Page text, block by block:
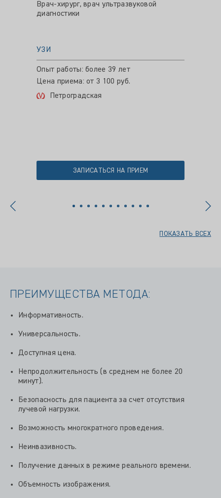
Врач-хирург, врач ультразвуковой
диагностики
УЗИ
Опыт работы: более 39 лет
Цена приема: от 3 100 руб.
Петроградская
ЗАПИСАТЬСЯ НА ПРИЕМ
ПОКАЗАТЬ ВСЕХ
ПРЕИМУЩЕСТВА МЕТОДА:
Информативность.
Универсальность.
Доступная цена.
Непродолжительность (в среднем не более 20
минут).
Безопасность для пациента за счет отсутствия
лучевой нагрузки.
Возможность многократного проведения.
Неинвазивность.
Получение данных в режиме реального времени.
Объемность изображения.